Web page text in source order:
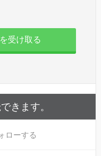
受け取る
きます。
ローする